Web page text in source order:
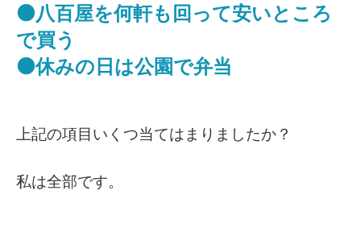
⚫八百屋を何軒も回って安いところ
で買う
⚫休みの日は公園で弁当
上記の項目いくつ当てはまりましたか？
私は全部です。